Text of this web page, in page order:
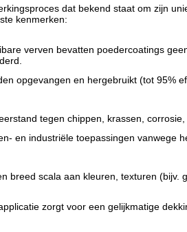
dat bekend staat om zijn
kenmerken:
verven bevatten poedercoatings
opgevangen en hergebruikt (tot 95%
tegen chippen, krassen,
en industriële toepassingen vanwege
breed scala aan kleuren, texturen (bijv.
zorgt voor een gelijkmatige